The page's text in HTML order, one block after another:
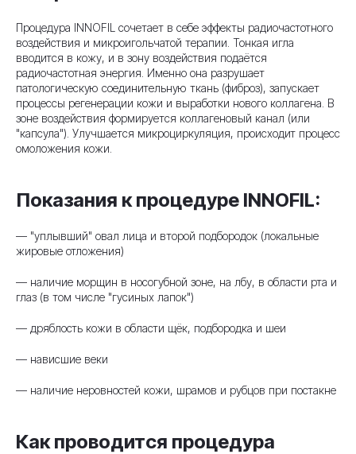
Процедура INNOFIL сочетает в себе эффекты радиочастотного
воздействия и микроигольчатой терапии. Тонкая игла
вводится в кожу, и в зону воздействия подаётся
радиочастотная энергия. Именно она разрушает
патологическую соединительную ткань (фиброз), запускает
процессы регенерации кожи и выработки нового коллагена. В
зоне воздействия формируется коллагеновый канал (или
"капсула"). Улучшается микроциркуляция, происходит процесс
омоложения кожи.
Показания к процедуре INNOFIL:
— "уплывший" овал лица и второй подбородок (локальные
жировые отложения)
— наличие морщин в носогубной зоне, на лбу, в области рта и
глаз (в том числе "гусиных лапок")
— дряблость кожи в области щёк, подбородка и шеи
— нависшие веки
— наличие неровностей кожи, шрамов и рубцов при постакне
Как проводится процедура